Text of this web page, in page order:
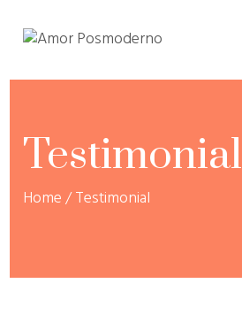
Testimonial
Home/Testimonial